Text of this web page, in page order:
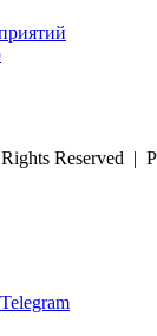
Reserved |
Telegram